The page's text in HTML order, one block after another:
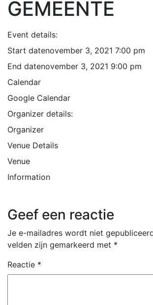
GEMEENTE
Event details:
Start datenovember 3, 2021 7:00 pm
End datenovember 3, 2021 9:00 pm
Calendar
Google Calendar
Organizer details:
Organizer
Venue Details
Venue
Information
Geef een reactie
Je e-mailadres wordt niet
velden zijn gemarkeerd met *
Reactie *